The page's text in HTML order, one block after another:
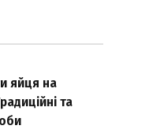
яйця на
та